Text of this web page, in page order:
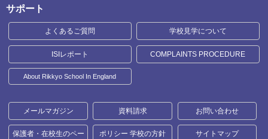
サポート
よくあるご質問 学校見学について
ISIレポート COMPLAINTS PROCEDURE
About Rikkyo School In England
メールマガジン 資料請求 お問い合わせ
保護者・在校生のペー
ポリシー 学校の方針 サイトマップ